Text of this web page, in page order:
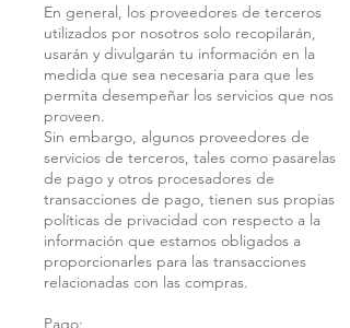
En general, los proveedores de terceros
utilizados por nosotros solo recopilarán,
usarán y divulgarán tu información en la
medida que sea necesaria para que les
permita desempeñar los servicios que nos
proveen.
Sin embargo, algunos proveedores de
servicios de terceros, tales como pasarelas
de pago y otros procesadores de
transacciones de pago, tienen sus propias
políticas de privacidad con respecto a la
información que estamos obligados a
proporcionarles para las transacciones
relacionadas con las compras.
Pago: